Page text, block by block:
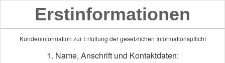
Erstinformationen
Kundeninformation zur Erfüllung der gesetzlichen Informationspflicht
1. Name, Anschrift und Kontaktdaten: